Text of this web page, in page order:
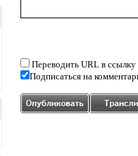
Переводить URL в ссылку
Подписаться на